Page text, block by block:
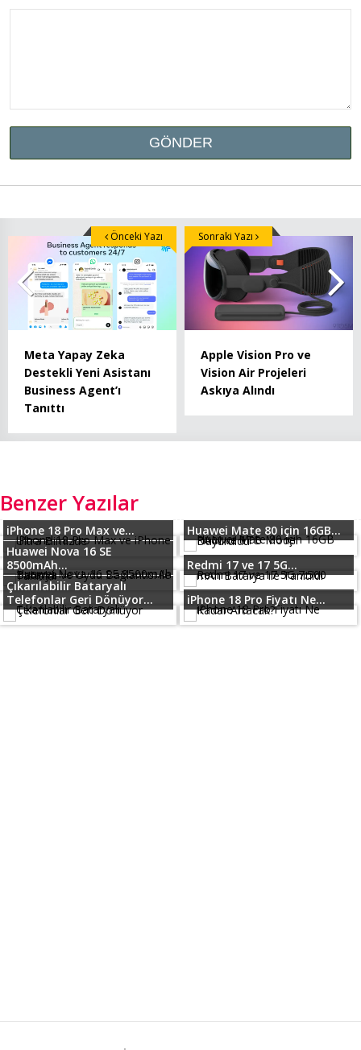
Meta Yapay Zeka
Destekli Yeni Asistanı
Business Agent’ı
Tanıttı
Önceki Yazı
Apple Vision Pro ve
Vision Air Projeleri
Askıya Alındı
Sonraki Yazı
Benzer Yazılar
iPhone 18 Pro Max ve...
Huawei Mate 80 için 16GB...
Huawei Nova 16 SE
8500mAh...
Redmi 17 ve 17 5G...
Çıkarılabilir Bataryalı
Telefonlar Geri Dönüyor...
iPhone 18 Pro Fiyatı Ne...